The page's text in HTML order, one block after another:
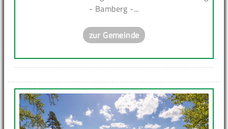
- Bamberg -...
zur Gemeinde